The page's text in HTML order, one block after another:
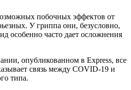
побочных эффектов от
У гриппа они, безусловно,
особенно часто дает осложнения
опубликованном в Express, все
связь между COVID-19 и
типа.